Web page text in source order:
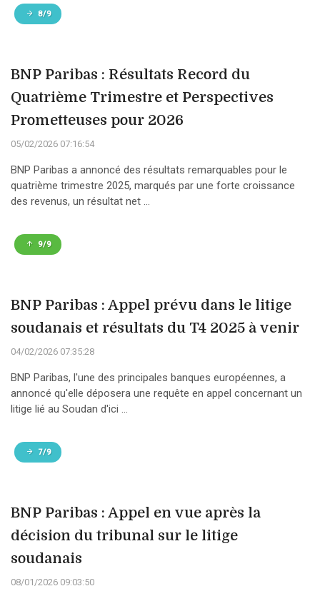
8/9
BNP Paribas : Résultats Record du
Quatrième Trimestre et Perspectives
Prometteuses pour 2026
05/02/2026 07:16:54
BNP Paribas a annoncé des résultats remarquables pour le
quatrième trimestre 2025, marqués par une forte croissance
des revenus, un résultat net ...
9/9
BNP Paribas : Appel prévu dans le litige
soudanais et résultats du T4 2025 à venir
04/02/2026 07:35:28
BNP Paribas, l'une des principales banques européennes, a
annoncé qu'elle déposera une requête en appel concernant un
litige lié au Soudan d'ici ...
7/9
BNP Paribas : Appel en vue après la
décision du tribunal sur le litige
soudanais
08/01/2026 09:03:50